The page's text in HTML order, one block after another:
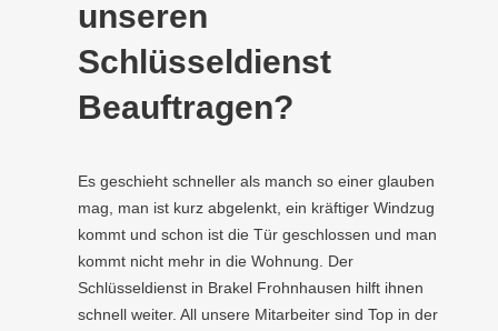
unseren
Schlüsseldienst
Beauftragen?
Es geschieht schneller als manch so einer glauben
mag, man ist kurz abgelenkt, ein kräftiger Windzug
kommt und schon ist die Tür geschlossen und man
kommt nicht mehr in die Wohnung. Der
Schlüsseldienst in Brakel Frohnhausen hilft ihnen
schnell weiter. All unsere Mitarbeiter sind Top in der